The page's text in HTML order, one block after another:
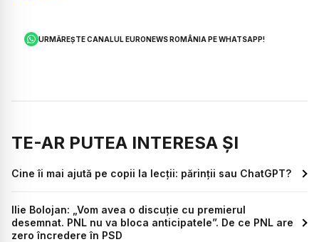
URMĂREȘTE CANALUL EURONEWS ROMÂNIA PE WHATSAPP!
TE-AR PUTEA INTERESA ȘI
Cine îi mai ajută pe copii la lecții: părinții sau ChatGPT?
Ilie Bolojan: „Vom avea o discuție cu premierul
desemnat. PNL nu va bloca anticipatele”. De ce PNL are
zero încredere în PSD